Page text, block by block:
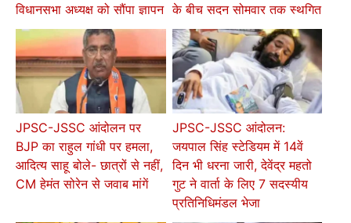
विधानसभा अध्यक्ष को सौंपा ज्ञापन के बीच सदन सोमवार तक स्थगित
JPSC-JSSC आंदोलन पर
BJP का राहुल गांधी पर हमला,
आदित्य साहू बोले- छात्रों से नहीं,
CM हेमंत सोरेन से जवाब मांगें
JPSC-JSSC आंदोलन:
जयपाल सिंह स्टेडियम में 14वें
दिन भी धरना जारी, देवेंद्र महतो
गुट ने वार्ता के लिए 7 सदस्यीय
प्रतिनिधिमंडल भेजा